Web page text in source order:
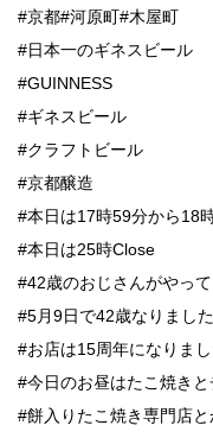
#京都#河原町#木屋町
#日本一のギネスビール
#GUINNESS
#ギネスビール
#クラフトビール
#京都醸造
#本日は17時59分から18
#本日は25時Close
#42歳のおじさんがやっ
#5月9日で42歳なりました
#お店は15周年になりま
#今日のお昼はたこ焼きと
#餅入りたこ焼き専門店